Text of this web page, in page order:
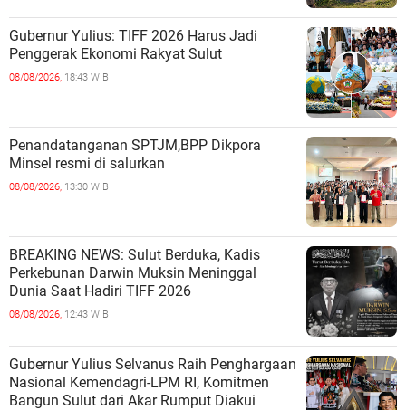
Gubernur Yulius: TIFF 2026 Harus Jadi
Penggerak Ekonomi Rakyat Sulut
08/08/2026, 18:43 WIB
Penandatanganan SPTJM,BPP Dikpora
Minsel resmi di salurkan
08/08/2026, 13:30 WIB
BREAKING NEWS: Sulut Berduka, Kadis
Perkebunan Darwin Muksin Meninggal
Dunia Saat Hadiri TIFF 2026
08/08/2026, 12:43 WIB
Gubernur Yulius Selvanus Raih Penghargaan
Nasional Kemendagri-LPM RI, Komitmen
Bangun Sulut dari Akar Rumput Diakui